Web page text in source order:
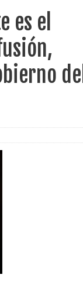
es el